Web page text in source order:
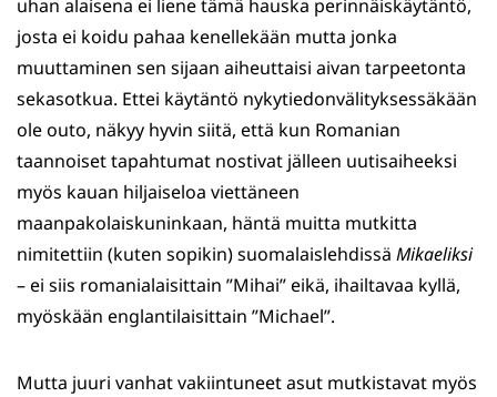
uhan alaisena ei liene tämä hauska perinnäiskäytäntö,
josta ei koidu pahaa kenellekään mutta jonka
muuttaminen sen sijaan aiheuttaisi aivan tarpeetonta
sekasotkua. Ettei käytäntö nykytiedonvälityksessäkään
ole outo, näkyy hyvin siitä, että kun Romanian
taannoiset tapahtumat nostivat jälleen uutisaiheeksi
myös kauan hiljaiseloa viettäneen
maanpakolaiskuninkaan, häntä muitta mutkitta
nimitettiin (kuten sopikin) suomalaislehdissä Mikaeliksi
– ei siis romanialaisittain ”Mihai” eikä, ihailtavaa kyllä,
myöskään englantilaisittain ”Michael”.
Mutta juuri vanhat vakiintuneet asut mutkistavat myös